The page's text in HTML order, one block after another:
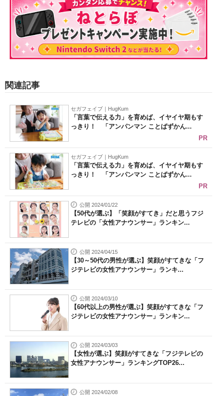
関連記事
セガフェイブ｜HugKum
「言葉で伝える力」を育めば、イヤイヤ期もす
っきり！ 「アンパンマン ことばずかん...
PR
セガフェイブ｜HugKum
「言葉で伝える力」を育めば、イヤイヤ期もす
っきり！ 「アンパンマン ことばずかん...
PR
公開 2024/01/22
【50代が選ぶ】「笑顔がすてき」だと思うフジ
テレビの「女性アナウンサー」ランキン...
公開 2024/04/15
【30～50代の男性が選ぶ】笑顔がすてきな「フ
ジテレビの女性アナウンサー」ランキ...
公開 2024/03/10
【60代以上の男性が選ぶ】笑顔がすてきな「フ
ジテレビの女性アナウンサー」ランキン...
公開 2024/03/03
【女性が選ぶ】笑顔がすてきな「フジテレビの
女性アナウンサー」ランキングTOP26...
公開 2024/02/08